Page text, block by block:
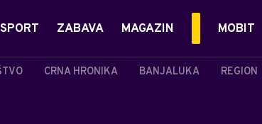
CRNA HRONIKA BANJALUKA REGION
SPORT ZABAVA MAGAZIN MOBIT